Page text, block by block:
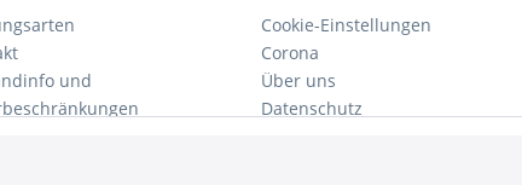
und
Cookie-Einstellungen
Corona
Über uns
Datenschutz